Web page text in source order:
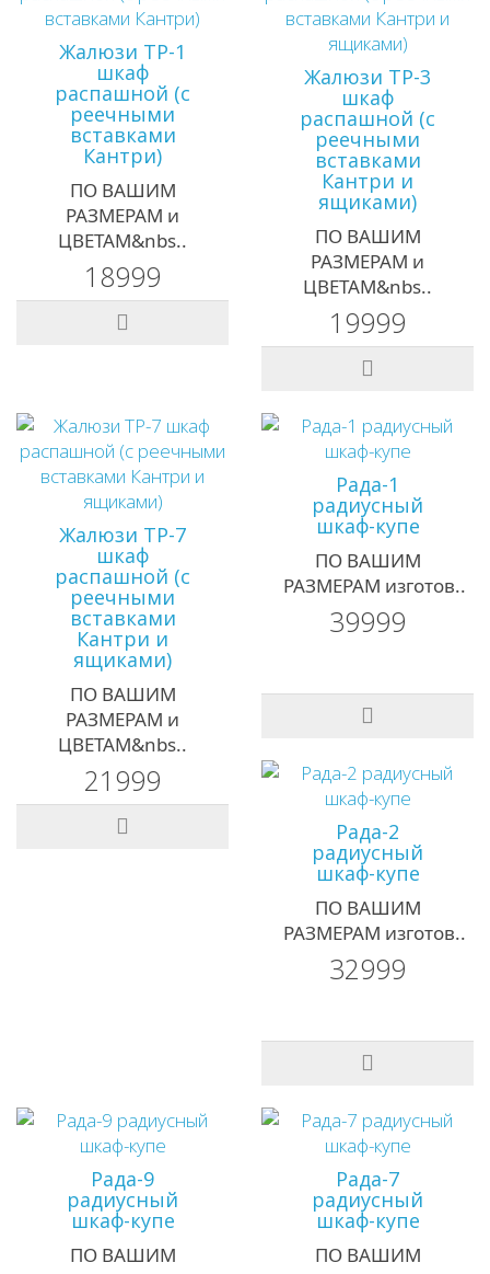
Жалюзи ТР-1
шкаф
распашной (с
реечными
вставками
Кантри)
ПО ВАШИМ
РАЗМЕРАМ и
ЦВЕТАМ&nbs..
18999
Жалюзи ТР-3
шкаф
распашной (с
реечными
вставками
Кантри и
ящиками)
ПО ВАШИМ
РАЗМЕРАМ и
ЦВЕТАМ&nbs..
19999
Жалюзи ТР-7
шкаф
распашной (с
реечными
вставками
Кантри и
ящиками)
ПО ВАШИМ
РАЗМЕРАМ и
ЦВЕТАМ&nbs..
21999
Рада-1
радиусный
шкаф-купе
ПО ВАШИМ
РАЗМЕРАМ изготов..
39999
Рада-2
радиусный
шкаф-купе
ПО ВАШИМ
РАЗМЕРАМ изготов..
32999
Рада-9
радиусный
шкаф-купе
ПО ВАШИМ
Рада-7
радиусный
шкаф-купе
ПО ВАШИМ